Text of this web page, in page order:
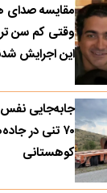
مقایسه صدای
وقتی کم سن تر
این اجرایش
جابه‌جایی
۷۰ تنی در
کوهستانی